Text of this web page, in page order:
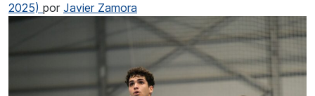
2025) por Javier Zamora